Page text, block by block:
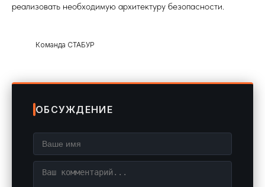
реализовать необходимую архитектуру безопасности.
Команда СТАБУР
ОБСУЖДЕНИЕ